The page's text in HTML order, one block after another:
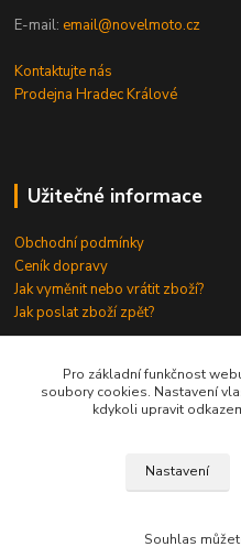
E-mail: email@novelmoto.cz
Kontaktujte nás
Prodejna Hradec Králové
Užitečné informace
Obchodní podmínky
Ceník dopravy
Jak vyměnit nebo vrátit zboží?
Jak poslat zboží zpět?
© NOVELmoto
Pro základní funkčnost
soubory cookies. Nastavení
kdykoli upravit
Nastavení
Souhlas